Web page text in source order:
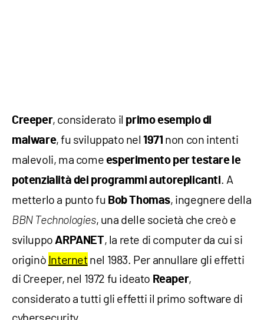
Creeper, considerato il primo esempio di
malware, fu sviluppato nel1971 non con intenti
malevoli, ma come esperimento per testare le
potenzialità dei programmi autoreplicanti. A
metterlo a punto fu Bob Thomas, ingegnere della
BBN Technologies, una delle società che creò e
sviluppo ARPANET, la rete di computer da cui si
originò Internetnel 1983. Per annullare gli effetti
di Creeper, nel 1972 fu ideato Reaper,
considerato a tutti gli effetti il primo software di
cybersecurity.